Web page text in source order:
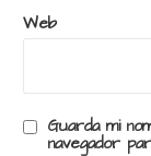
Web
Guarda mi
navegador